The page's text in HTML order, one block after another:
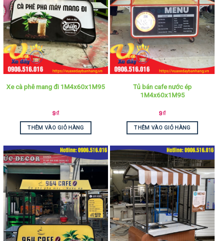
Xe cà phê mang đi 1M4x60x1M95
9₫
THÊM VÀO GIỎ HÀNG
Tủ bán cafe nước ép
1M4x60x1M95
9₫
THÊM VÀO GIỎ HÀNG